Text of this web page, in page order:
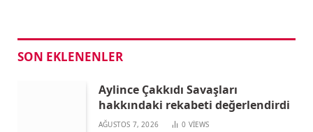
SON EKLENENLER
Aylince Çakkıdı Savaşları
hakkındaki rekabeti değerlendirdi
AĞUSTOS 7, 2026 0 VIEWS